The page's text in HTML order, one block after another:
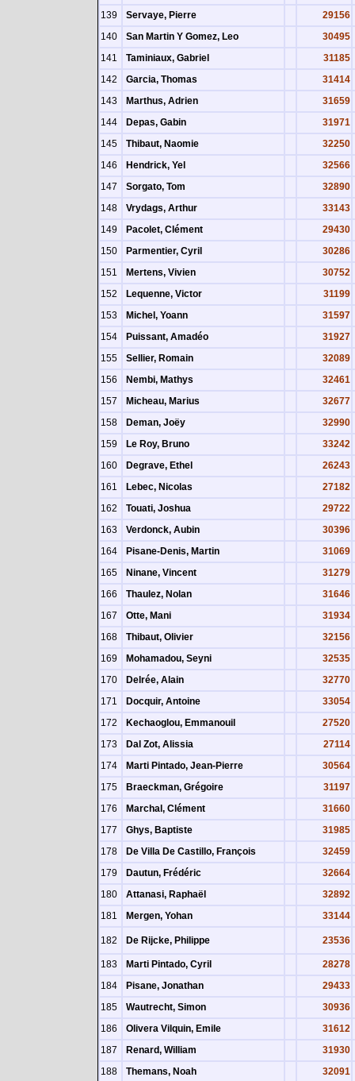
139
Servaye, Pierre
29156
140
San Martin Y Gomez, Leo
30495
141
Taminiaux, Gabriel
31185
142
Garcia, Thomas
31414
143
Marthus, Adrien
31659
144
Depas, Gabin
31971
145
Thibaut, Naomie
32250
146
Hendrick, Yel
32566
147
Sorgato, Tom
32890
148
Vrydags, Arthur
33143
149
Pacolet, Clément
29430
150
Parmentier, Cyril
30286
151
Mertens, Vivien
30752
152
Lequenne, Victor
31199
153
Michel, Yoann
31597
154
Puissant, Amadéo
31927
155
Sellier, Romain
32089
156
Nembi, Mathys
32461
157
Micheau, Marius
32677
158
Deman, Joëy
32990
159
Le Roy, Bruno
33242
160
Degrave, Ethel
26243
161
Lebec, Nicolas
27182
162
Touati, Joshua
29722
163
Verdonck, Aubin
30396
164
Pisane-Denis, Martin
31069
165
Ninane, Vincent
31279
166
Thaulez, Nolan
31646
167
Otte, Mani
31934
168
Thibaut, Olivier
32156
169
Mohamadou, Seyni
32535
170
Delrée, Alain
32770
171
Docquir, Antoine
33054
172
Kechaoglou, Emmanouil
27520
173
Dal Zot, Alissia
27114
174
Marti Pintado, Jean-Pierre
30564
175
Braeckman, Grégoire
31197
176
Marchal, Clément
31660
177
Ghys, Baptiste
31985
178
De Villa De Castillo, François
32459
179
Dautun, Frédéric
32664
180
Attanasi, Raphaël
32892
181
Mergen, Yohan 33144
182 De Rijcke, Philippe 23536
183 Marti Pintado, Cyril
28278
184
Pisane, Jonathan
29433
185
Wautrecht, Simon
30936
186
Olivera Vilquin, Emile
31612
187
Renard, William
31930
188
Themans, Noah
32091